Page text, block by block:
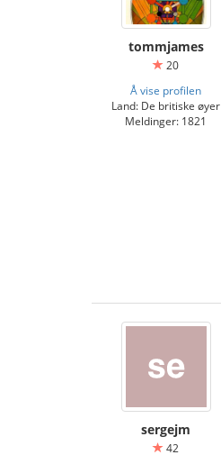
tommjames
20
Å vise profilen
Land: De britiske øyer
Meldinger: 1821
sergejm
42